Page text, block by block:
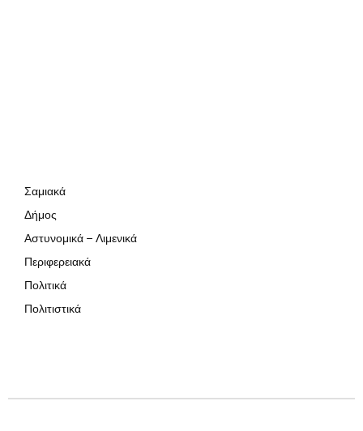
Σαμιακά
Δήμος
Αστυνομικά – Λιμενικά
Περιφερειακά
Πολιτικά
Πολιτιστικά